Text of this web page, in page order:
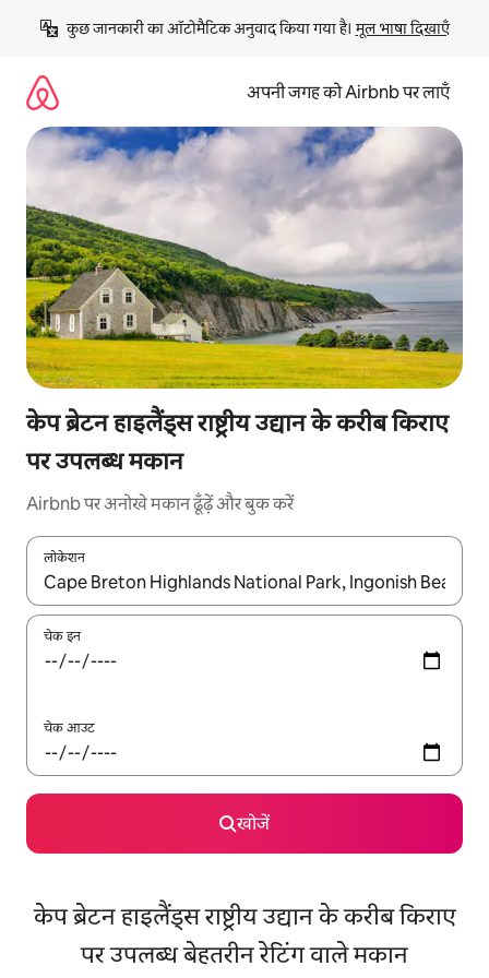
छोड़कर
कॉन्टेंट
कुछ जानकारी का ऑटोमैटिक अनुवाद किया गया है। मूल भाषा दिखाएँ
अपनी जगह को Airbnb पर लाएँ
केप ब्रेटन हाइलैंड्स राष्ट्रीय उद्यान के करीब किराए
पर उपलब्ध मकान
Airbnb पर अनोखे मकान ढूँढ़ें और बुक करें
लोकेशन
नतीजों के उपलब्ध होने पर, अप और डाउन 'ऐरो की' का इस्तेमाल करके नेविगेट
चेक इन
चेक आउट
खोजें
केप ब्रेटन हाइलैंड्स राष्ट्रीय उद्यान के करीब किराए
पर उपलब्ध बेहतरीन रेटिंग वाले मकान